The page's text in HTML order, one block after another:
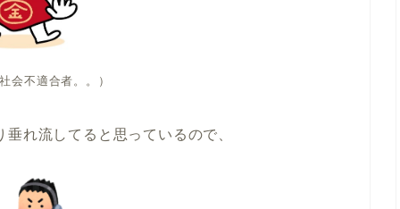
会不適合者。。）
れ流してると思っているので、